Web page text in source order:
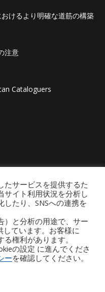
けるより明確な道筋の構築
注意
Cataloguers
reserved. Powered by iGroup
たサービスを提供するた
サイト利用状況を分析し
たり、SNSへの連携を
）と分析の用途で、サー
しています。お客様に
権利があります。
の設定 に進んでくださ
ーを確認してください。